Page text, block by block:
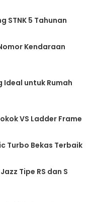
STNK 5 Tahunan
Kendaraan
Ideal untuk Rumah
VS Ladder Frame
Turbo Bekas Terbaik
Tipe RS dan S